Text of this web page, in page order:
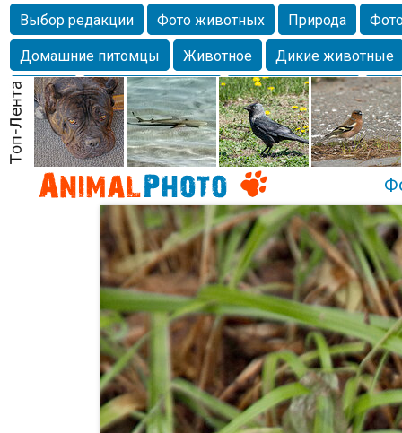
Выбор редакции Фото животных Природа
Домашние питомцы
Животное
Дикие животные
Собаки
Alexanderandronik Млекопитающие
Морда
Собачка Осень Портрет
Домашние
Насекомое
Коты Lebert Дикие птицы Утка